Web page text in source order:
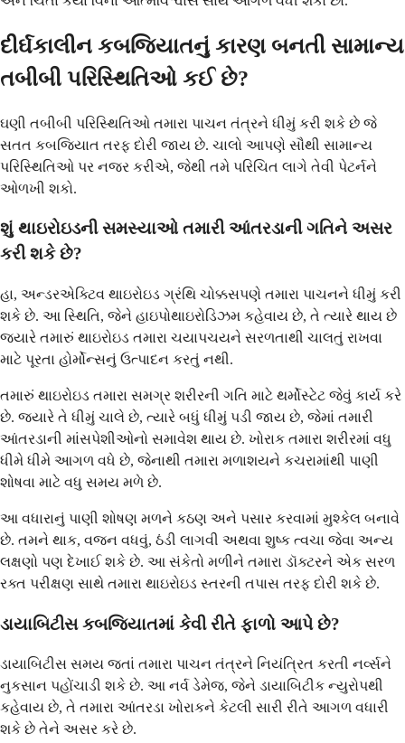
દીર્ઘકાલીન કબજિયાતનું કારણ બનતી સામાન્ય
તબીબી પરિસ્થિતિઓ કઈ છે?
ઘણી તબીબી પરિસ્થિતિઓ તમારા પાચન તંત્રને ધીમું કરી શકે છે જે
સતત કબજિયાત તરફ દોરી જાય છે. ચાલો આપણે સૌથી સામાન્ય
પરિસ્થિતિઓ પર નજર કરીએ, જેથી તમે પરિચિત લાગે તેવી પેટર્નને
ઓળખી શકો.
શું થાઇરોઇડની સમસ્યાઓ તમારી આંતરડાની ગતિને અસર
કરી શકે છે?
હા, અન્ડરએક્ટિવ થાઇરોઇડ ગ્રંથિ ચોક્કસપણે તમારા પાચનને ધીમું કરી
શકે છે. આ સ્થિતિ, જેને હાઇપોથાઇરોડિઝમ કહેવાય છે, તે ત્યારે થાય છે
જ્યારે તમારું થાઇરોઇડ તમારા ચયાપચયને સરળતાથી ચાલતું રાખવા
માટે પૂરતા હોર્મોન્સનું ઉત્પાદન કરતું નથી.
તમારું થાઇરોઇડ તમારા સમગ્ર શરીરની ગતિ માટે થર્મોસ્ટેટ જેવું કાર્ય કરે
છે. જ્યારે તે ધીમું ચાલે છે, ત્યારે બધું ધીમું પડી જાય છે, જેમાં તમારી
આંતરડાની માંસપેશીઓનો સમાવેશ થાય છે. ખોરાક તમારા શરીરમાં વધુ
ધીમે ધીમે આગળ વધે છે, જેનાથી તમારા મળાશયને કચરામાંથી પાણી
શોષવા માટે વધુ સમય મળે છે.
આ વધારાનું પાણી શોષણ મળને કઠણ અને પસાર કરવામાં મુશ્કેલ બનાવે
છે. તમને થાક, વજન વધવું, ઠંડી લાગવી અથવા શુષ્ક ત્વચા જેવા અન્ય
લક્ષણો પણ દેખાઈ શકે છે. આ સંકેતો મળીને તમારા ડૉક્ટરને એક સરળ
રક્ત પરીક્ષણ સાથે તમારા થાઇરોઇડ સ્તરની તપાસ તરફ દોરી શકે છે.
ડાયાબિટીસ કબજિયાતમાં કેવી રીતે ફાળો આપે છે?
ડાયાબિટીસ સમય જતાં તમારા પાચન તંત્રને નિયંત્રિત કરતી નર્વ્સને
નુકસાન પહોંચાડી શકે છે. આ નર્વ ડેમેજ, જેને ડાયાબિટીક ન્યુરોપથી
કહેવાય છે, તે તમારા આંતરડા ખોરાકને કેટલી સારી રીતે આગળ વધારી
શકે છે તેને અસર કરે છે.